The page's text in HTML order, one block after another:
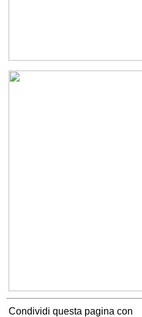
Condividi questa pagina con